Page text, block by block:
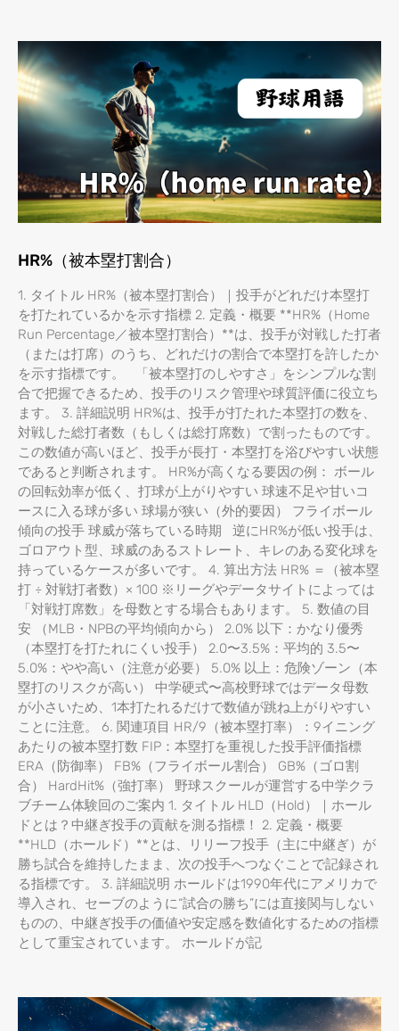
HR%（被本塁打割合）
1. タイトル HR%（被本塁打割合）｜投手がどれだけ本塁打
を打たれているかを示す指標 2. 定義・概要 **HR%（Home
Run Percentage／被本塁打割合）**は、投手が対戦した打者
（または打席）のうち、どれだけの割合で本塁打を許したか
を示す指標です。 「被本塁打のしやすさ」をシンプルな割
合で把握できるため、投手のリスク管理や球質評価に役立ち
ます。 3. 詳細説明 HR%は、投手が打たれた本塁打の数を、
対戦した総打者数（もしくは総打席数）で割ったものです。
この数値が高いほど、投手が長打・本塁打を浴びやすい状態
であると判断されます。 HR%が高くなる要因の例： ボール
の回転効率が低く、打球が上がりやすい 球速不足や甘いコ
ースに入る球が多い 球場が狭い（外的要因） フライボール
傾向の投手 球威が落ちている時期 逆にHR%が低い投手は、
ゴロアウト型、球威のあるストレート、キレのある変化球を
持っているケースが多いです。 4. 算出方法 HR% ＝（被本塁
打 ÷ 対戦打者数）× 100 ※リーグやデータサイトによっては
「対戦打席数」を母数とする場合もあります。 5. 数値の目
安 （MLB・NPBの平均傾向から） 2.0% 以下：かなり優秀
（本塁打を打たれにくい投手） 2.0〜3.5%：平均的 3.5〜
5.0%：やや高い（注意が必要） 5.0% 以上：危険ゾーン（本
塁打のリスクが高い） 中学硬式〜高校野球ではデータ母数
が小さいため、1本打たれるだけで数値が跳ね上がりやすい
ことに注意。 6. 関連項目 HR/9（被本塁打率）：9イニング
あたりの被本塁打数 FIP：本塁打を重視した投手評価指標
ERA（防御率） FB%（フライボール割合） GB%（ゴロ割
合） HardHit%（強打率） 野球スクールが運営する中学クラ
ブチーム体験回のご案内 1. タイトル HLD（Hold）｜ホール
ドとは？中継ぎ投手の貢献を測る指標！ 2. 定義・概要
**HLD（ホールド）**とは、リリーフ投手（主に中継ぎ）が
勝ち試合を維持したまま、次の投手へつなぐことで記録され
る指標です。 3. 詳細説明 ホールドは1990年代にアメリカで
導入され、セーブのように“試合の勝ち”には直接関与しない
ものの、中継ぎ投手の価値や安定感を数値化するための指標
として重宝されています。 ホールドが記